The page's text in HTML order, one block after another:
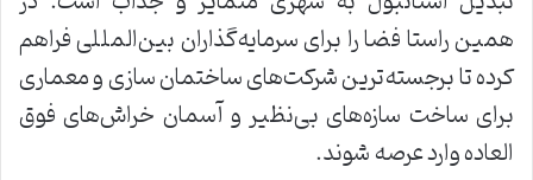
همین راستا فضا را برای سرمایه‌گذاران بین‌المللی فراهم
کرده تا برجسته‌ترین شرکت‌های ساختمان سازی و معماری
برای ساخت سازه‌های بی‌نظیر و آسمان خراش‌های فوق
العاده وارد عرصه شوند.